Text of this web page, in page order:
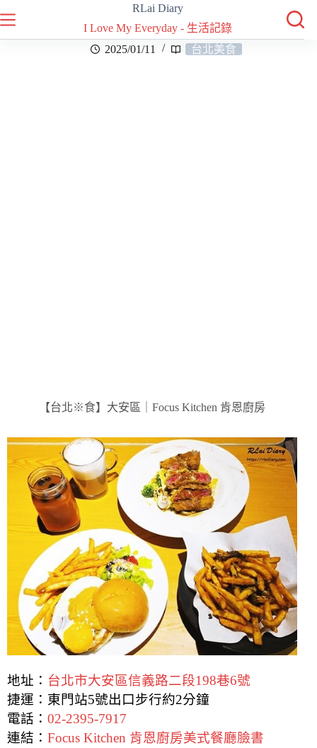
RLai Diary
I Love My Everyday - 生活記錄
2025/01/11
台北美食
【台北※食】大安區｜Focus Kitchen 肯恩廚房
地址： 台北市大安區信義路二段198巷6號
捷運：東門站5號出口步行約2分鐘
電話： 02-2395-7917
連結： Focus Kitchen 肯恩廚房美式餐廳臉書